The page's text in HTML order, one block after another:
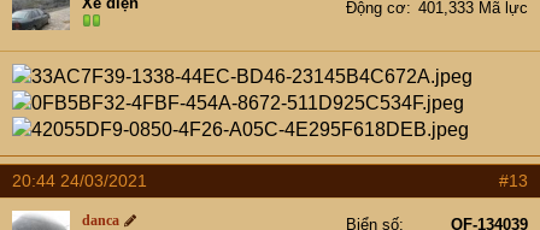
Động cơ
401,333 Mã lực
20:44 24/03/2021 #13
danca Biển số OF-134039